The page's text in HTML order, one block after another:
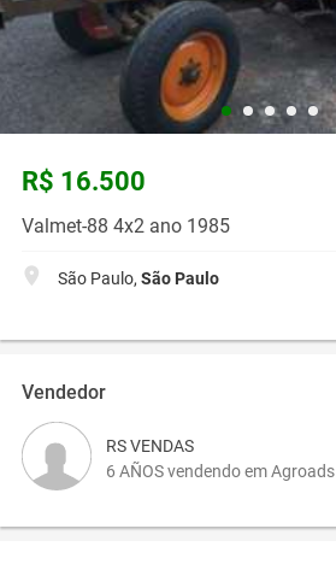
R$ 16.500
Valmet-88 4x2 ano 1985
São Paulo, São Paulo
Vendedor
RS VENDAS
6 AÑOS vendendo em Agroads